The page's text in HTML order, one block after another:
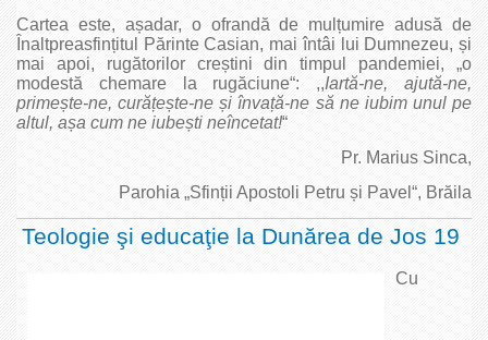
Cartea este, așadar, o ofrandă de mulțumire adusă de
Înaltpreasfințitul Părinte Casian, mai întâi lui Dumnezeu, și
mai apoi, rugătorilor creștini din timpul pandemiei, „o
modestă chemare la rugăciune“: ,,Iartă‑ne, ajută‑ne,
primește‑ne, curățește‑ne și învață‑ne să ne iubim unul pe
altul, așa cum ne iubești neîncetat!“
Pr. Marius Sinca,
Parohia „Sfinții Apostoli Petru și Pavel“, Brăila
Teologie şi educaţie la Dunărea de Jos 19
Cu